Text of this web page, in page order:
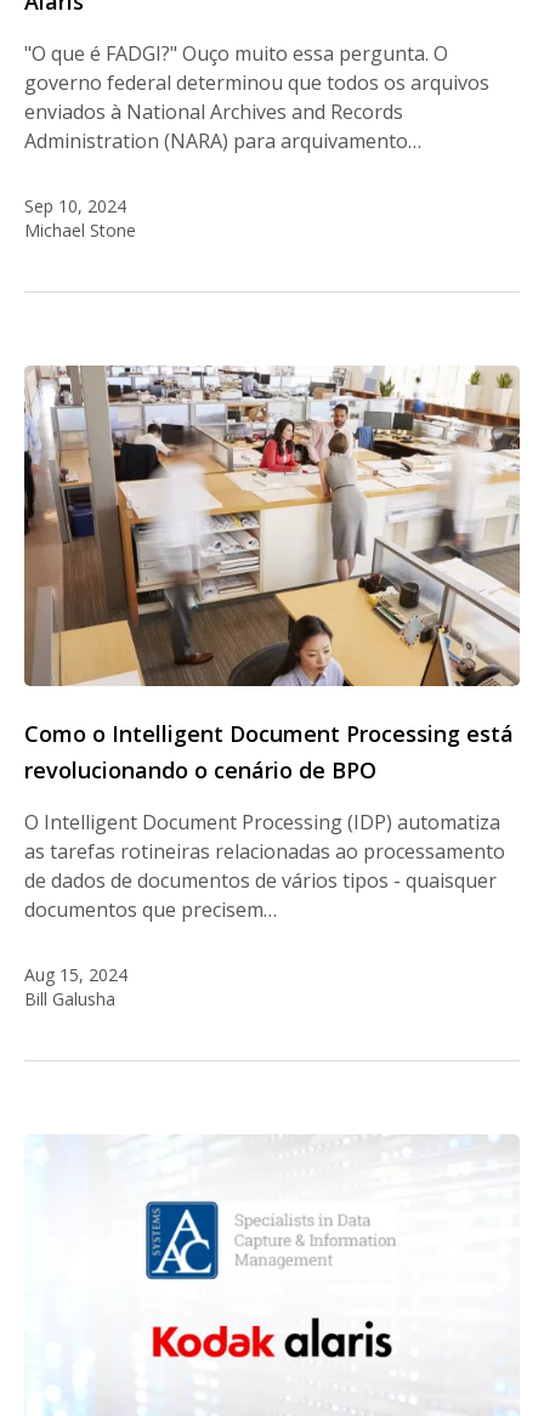
"O que é FADGI?" Ouço muito essa pergunta. O
governo federal determinou que todos os arquivos
enviados à National Archives and Records
Administration (NARA) para arquivamento…
Sep 10, 2024
Michael Stone
Como o Intelligent Document Processing está
revolucionando o cenário de BPO
O Intelligent Document Processing (IDP) automatiza
as tarefas rotineiras relacionadas ao processamento
de dados de documentos de vários tipos - quaisquer
documentos que precisem…
Aug 15, 2024
Bill Galusha